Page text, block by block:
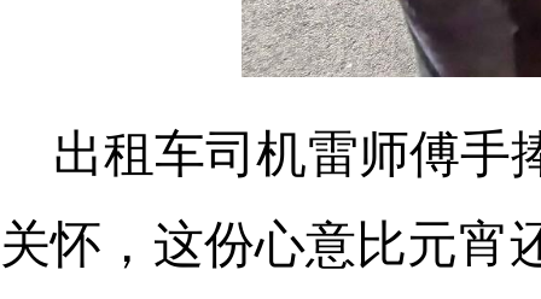
出租车司机雷师傅手
关怀，这份心意比元宵